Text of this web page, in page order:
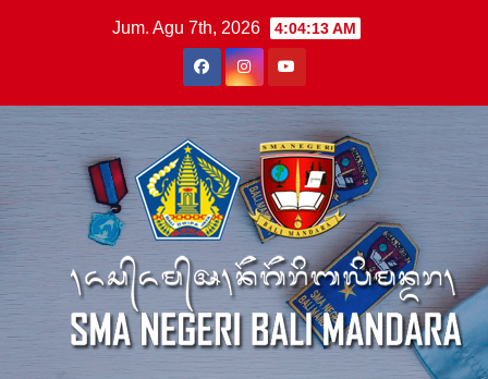
Jum. Agu 7th, 2026 4:04:13 AM